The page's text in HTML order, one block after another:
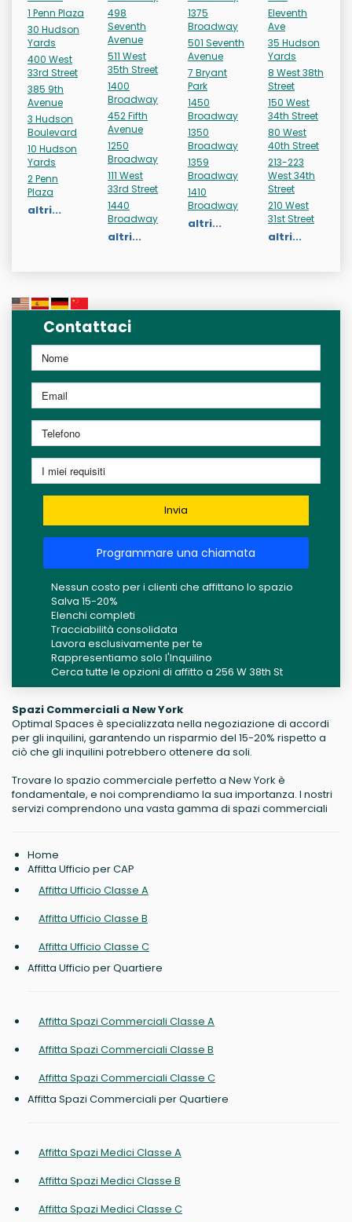
1 Penn Plaza
30 Hudson
Yards
400 West
33rd Street
385 9th
Avenue
3 Hudson
Boulevard
10 Hudson
Yards
2 Penn
Plaza
altri...
498
Seventh
Avenue
511 West
35th Street
1400
Broadway
452 Fifth
Avenue
1250
Broadway
111 West
33rd Street
1440
Broadway
altri...
1375
Broadway
501 Seventh
Avenue
7 Bryant
Park
1450
Broadway
1350
Broadway
1359
Broadway
1410
Broadway
altri...
Eleventh
Ave
35 Hudson
Yards
8 West 38th
Street
150 West
34th Street
80 West
40th Street
213-223
West 34th
Street
210 West
31st Street
altri...
Contattaci
Invia
Programmare una chiamata
Nessun costo per i clienti che affittano lo spazio
Salva 15-20%
Elenchi completi
Tracciabilità consolidata
Lavora esclusivamente per te
Rappresentiamo solo l'Inquilino
Cerca tutte le opzioni di affitto a 256 W 38th St
Spazi Commerciali a New York
Optimal Spaces è specializzata nella negoziazione di accordi
per gli inquilini, garantendo un risparmio del 15-20% rispetto a
ciò che gli inquilini potrebbero ottenere da soli.
Trovare lo spazio commerciale perfetto a New York è
fondamentale, e noi comprendiamo la sua importanza. I nostri
servizi comprendono una vasta gamma di spazi commerciali
Home
Affitta Ufficio per CAP
Affitta Ufficio Classe A
Affitta Ufficio Classe B
Affitta Ufficio Classe C
Affitta Ufficio per Quartiere
Affitta Spazi Commerciali Classe A
Affitta Spazi Commerciali Classe B
Affitta Spazi Commerciali Classe C
Affitta Spazi Commerciali per Quartiere
Affitta Spazi Medici Classe A
Affitta Spazi Medici Classe B
Affitta Spazi Medici Classe C